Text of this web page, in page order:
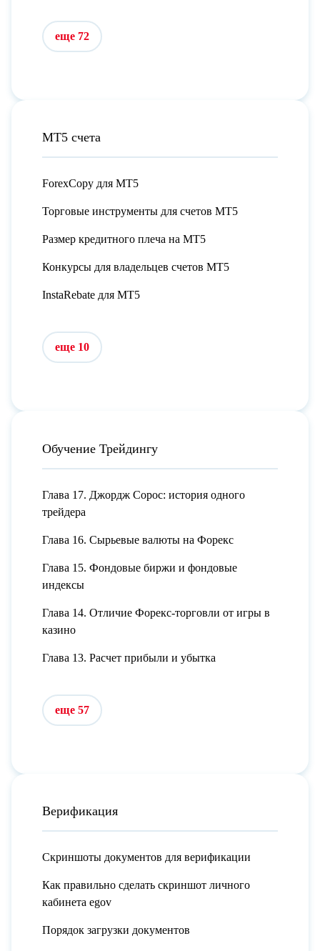
еще 72
МТ5 счета
ForexCopy для МТ5
Торговые инструменты для счетов МТ5
Размер кредитного плеча на МТ5
Конкурсы для владельцев счетов МТ5
InstaRebate для МТ5
еще 10
Обучение Трейдингу
Глава 17. Джордж Сорос: история одного
трейдера
Глава 16. Сырьевые валюты на Форекс
Глава 15. Фондовые биржи и фондовые
индексы
Глава 14. Отличие Форекс-торговли от игры в
казино
Глава 13. Расчет прибыли и убытка
еще 57
Верификация
Скриншоты документов для верификации
Как правильно сделать скриншот личного
кабинета egov
Порядок загрузки документов